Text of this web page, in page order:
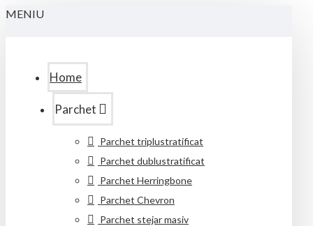
MENIU
Home
Parchet
Parchet triplustratificat
Parchet dublustratificat
Parchet Herringbone
Parchet Chevron
Parchet stejar masiv